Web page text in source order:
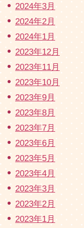
2024年3月
2024年2月
2024年1月
2023年12月
2023年11月
2023年10月
2023年9月
2023年8月
2023年7月
2023年6月
2023年5月
2023年4月
2023年3月
2023年2月
2023年1月